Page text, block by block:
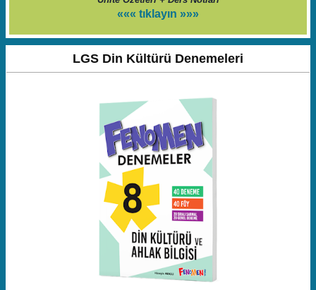
««« tıklayın »»»
LGS Din Kültürü Denemeleri